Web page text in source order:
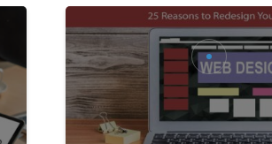
raisons
de
repenser
votre